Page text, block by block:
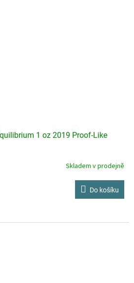
1 oz 2019 Proof-Like
Skladem v prodejně
Do košíku